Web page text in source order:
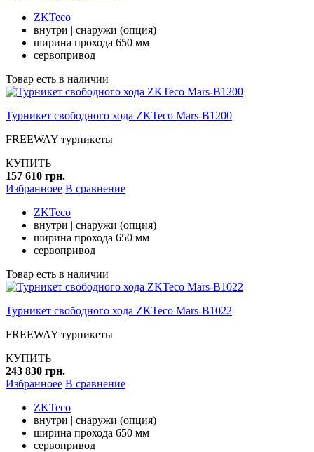
ZKTeco
внутри | снаружи (опция)
ширина прохода 650 мм
сервопривод
Товар есть в наличии
Турникет свободного хода ZKTeco Mars-B1200
FREEWAY турникеты
КУПИТЬ
157 610 грн.
Избранноее В сравнение
ZKTeco
внутри | снаружи (опция)
ширина прохода 650 мм
сервопривод
Товар есть в наличии
Турникет свободного хода ZKTeco Mars-B1022
FREEWAY турникеты
КУПИТЬ
243 830 грн.
Избранноее В сравнение
ZKTeco
внутри | снаружи (опция)
ширина прохода 650 мм
сервопривод